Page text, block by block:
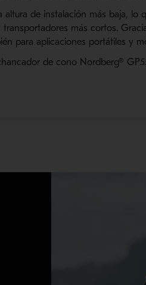
de instalación más baja, lo
más cortos.
para aplicaciones portátiles y
de cono Nordberg®